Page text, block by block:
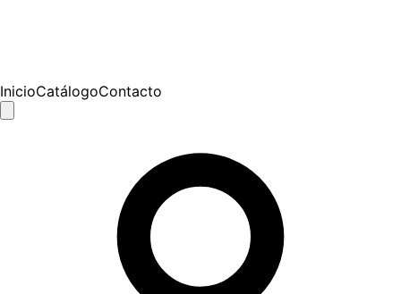
InicioCatálogoContacto